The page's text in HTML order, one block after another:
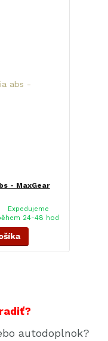
- MaxGear
Expedujeme
24-48 hod
autodoplnok?